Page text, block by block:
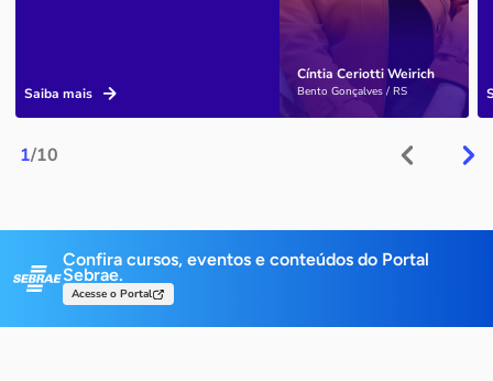
1/10
Cíntia Ceriotti Weirich
Bento Gonçalves / RS
Saiba mais
Confira cursos, eventos e conteúdos do Portal
Sebrae.
Acesse o Portal